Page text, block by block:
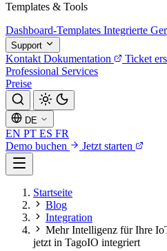
Templates & Tools
Dashboard-Templates Integrierte
Support
Kontakt Dokumentation Ticket
Professional Services
Preise
DE
EN PT ES FR
Demo buchen
Jetzt starten
Startseite
Blog
Integration
Mehr Intelligenz für Ihre
jetzt in TagoIO integriert